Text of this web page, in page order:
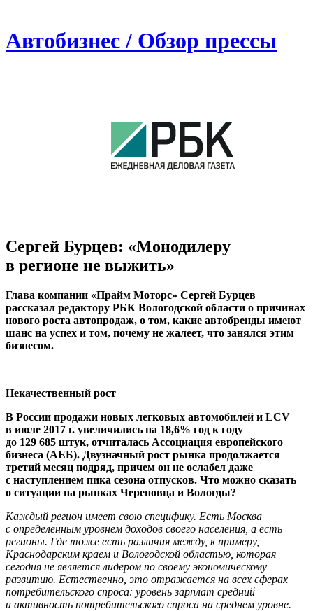
Автобизнес / Обзор прессы
Сергей Бурцев: «Монодилеру
в регионе не выжить»
Глава компании «Прайм Моторс» Сергей Бурцев
рассказал редактору РБК Вологодской области о причинах
нового роста автопродаж, о том, какие автобренды имеют
шанс на успех и том, почему не жалеет, что занялся этим
бизнесом.
Некачественный рост
В России продажи новых легковых автомобилей и LCV
в июле 2017 г. увеличились на 18,6% год к году
до 129 685 штук, отчиталась Ассоциация европейского
бизнеса (АЕБ). Двузначный рост рынка продолжается
третий месяц подряд, причем он не ослабел даже
с наступлением пика сезона отпусков. Что можно сказать
о ситуации на рынках Череповца и Вологды?
Каждый регион имеет свою специфику. Есть Москва
с определенным уровнем доходов своего населения, а есть
регионы. Где тоже есть различия между, к примеру,
Краснодарским краем и Вологодской областью, которая
сегодня не является лидером по своему экономическому
развитию. Естественно, это отражается на всех сферах
потребительского спроса: уровень зарплат средний
и активность потребительского спроса на среднем уровне.